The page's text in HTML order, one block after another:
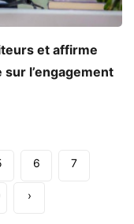
et affirme
l’engagement
6 7
›